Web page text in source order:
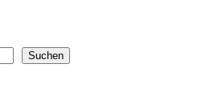
Suchen